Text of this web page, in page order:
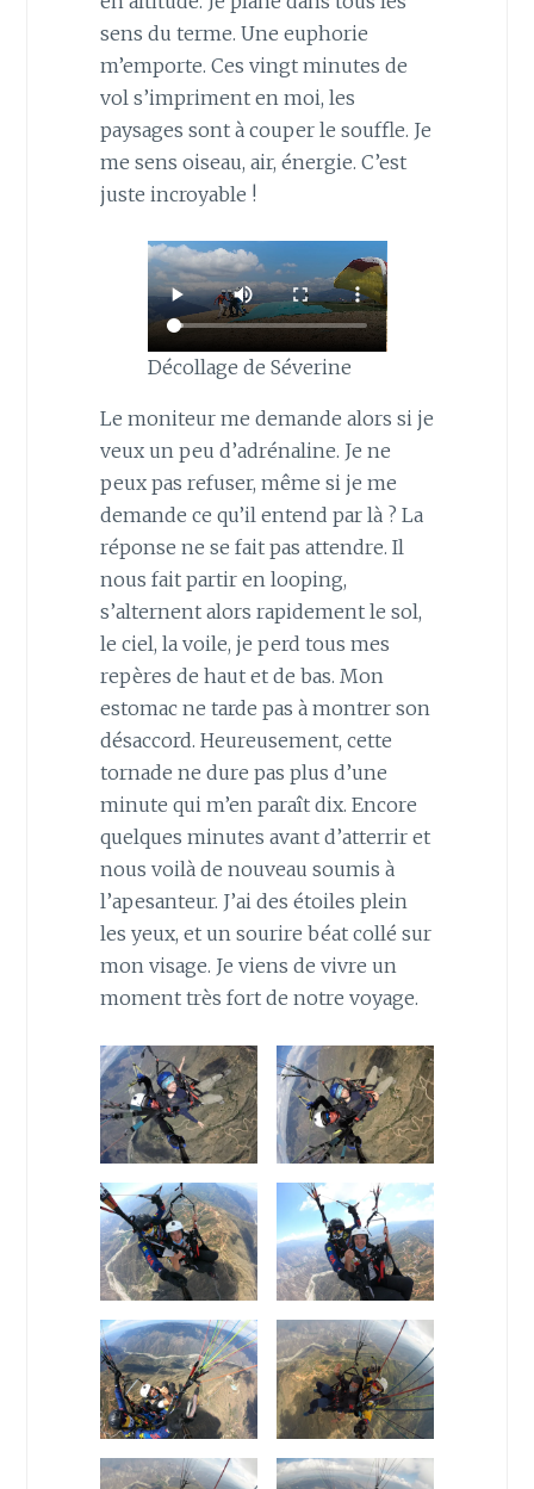
sens du terme. Une euphorie
m’emporte. Ces vingt minutes de
vol s’impriment en moi, les
paysages sont à couper le souffle. Je
me sens oiseau, air, énergie. C’est
juste incroyable !
Décollage de Séverine
Le moniteur me demande alors si je
veux un peu d’adrénaline. Je ne
peux pas refuser, même si je me
demande ce qu’il entend par là ? La
réponse ne se fait pas attendre. Il
nous fait partir en looping,
s’alternent alors rapidement le sol,
le ciel, la voile, je perd tous mes
repères de haut et de bas. Mon
estomac ne tarde pas à montrer son
désaccord. Heureusement, cette
tornade ne dure pas plus d’une
minute qui m’en paraît dix. Encore
quelques minutes avant d’atterrir et
nous voilà de nouveau soumis à
l’apesanteur. J’ai des étoiles plein
les yeux, et un sourire béat collé sur
mon visage. Je viens de vivre un
moment très fort de notre voyage.